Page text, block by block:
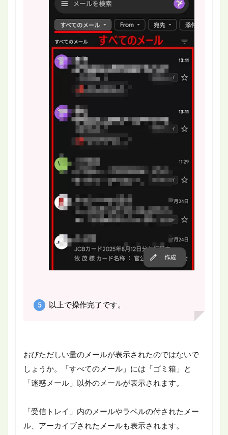
以上で操作完了です。
おびただしい量のメールが表示されたのではないで
しょうか。「すべてのメール」には「ゴミ箱」と
「迷惑メール」以外のメールが表示されます。
「受信トレイ」内のメールやラベルの付されたメー
ル、アーカイブされたメールも表示されます。